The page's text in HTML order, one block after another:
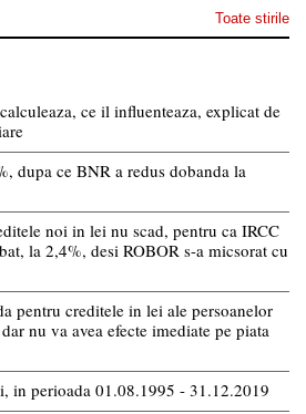
Toate stirile
ce il influenteaza, explicat de
dupa ce BNR a redus dobanda la
noi in lei nu scad, pentru ca IRCC
la 2,4%, desi ROBOR s-a micsorat cu
pentru creditele in lei ale persoanelor
nu va avea efecte imediate pe piata
in perioada 01.08.1995 - 31.12.2019